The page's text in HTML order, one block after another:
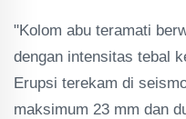
"Kolom abu teramati
dengan intensitas tebal
Erupsi terekam di
maksimum 23 mm dan